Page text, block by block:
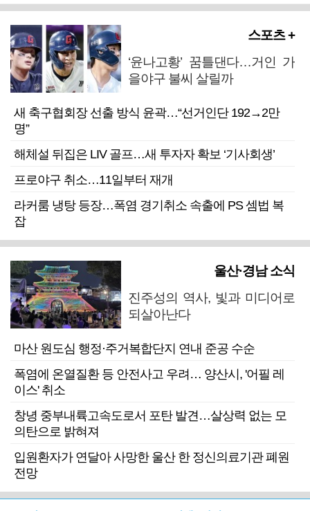
스포츠 +
‘윤나고황’ 꿈틀댄다…거인 가
을야구 불씨 살릴까
새 축구협회장 선출 방식 윤곽…“선거인단 192→2만
명”
해체설 뒤집은 LIV 골프…새 투자자 확보 ‘기사회생’
프로야구 취소…11일부터 재개
라커룸 냉탕 등장…폭염 경기취소 속출에 PS 셈법 복
잡
울산·경남 소식
진주성의 역사, 빛과 미디어로
되살아난다
마산 원도심 행정·주거복합단지 연내 준공 수순
폭염에 온열질환 등 안전사고 우려… 양산시, '어필 레
이스' 취소
창녕 중부내륙고속도로서 포탄 발견…살상력 없는 모
의탄으로 밝혀져
입원환자가 연달아 사망한 울산 한 정신의료기관 폐원
전망